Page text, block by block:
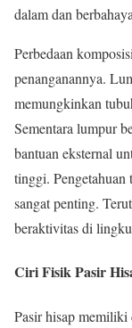
dalam dan
Perbedaan
penanganannya.
memungkinkan
Sementara lumpur
bantuan eksternal
tinggi.
sangat penting.
beraktivitas di
Ciri Fisik Pasir
Pasir hisap